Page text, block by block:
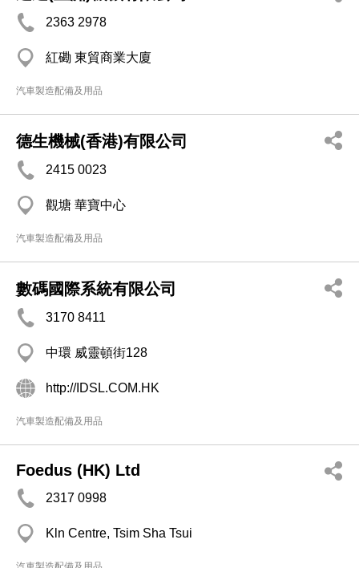
2363 2978
紅磡 東貿商業大廈
汽車製造配備及用品
德生機械(香港)有限公司
2415 0023
觀塘 華寶中心
汽車製造配備及用品
數碼國際系統有限公司
3170 8411
中環 威靈頓街128
http://IDSL.COM.HK
汽車製造配備及用品
Foedus (HK) Ltd
2317 0998
Kln Centre, Tsim Sha Tsui